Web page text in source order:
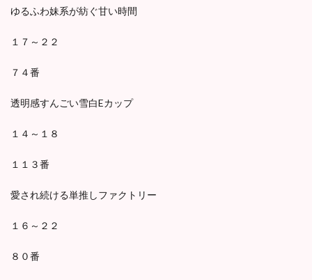
ゆるふわ妹系が紡ぐ甘い時間
１７～２２
７４番
透明感すんごい雪白Eカップ
１４～１８
１１３番
愛され続ける単推しファクトリー
１６～２２
８０番